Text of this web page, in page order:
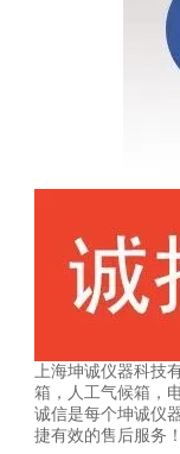
上海坤诚仪器科技
箱，人工气候箱，
诚信是每个坤诚仪
捷有效的售后服务